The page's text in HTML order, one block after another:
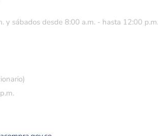
y sábados desde 8:00 a.m. - hasta 12:00 p.m.